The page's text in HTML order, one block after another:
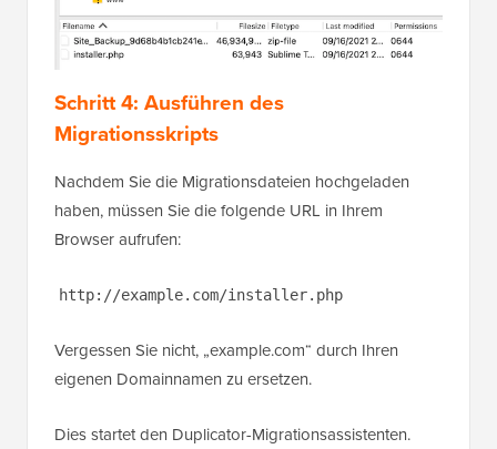
Schritt 4: Ausführen des
Migrationsskripts
Nachdem Sie die Migrationsdateien hochgeladen
haben, müssen Sie die folgende URL in Ihrem
Browser aufrufen:
http://example.com/installer.php
Vergessen Sie nicht, „example.com“ durch Ihren
eigenen Domainnamen zu ersetzen.
Dies startet den Duplicator-Migrationsassistenten.